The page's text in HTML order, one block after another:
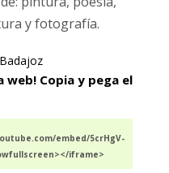
y fotografía.
Copia y pega el
embed/5crHgV-
iframe>